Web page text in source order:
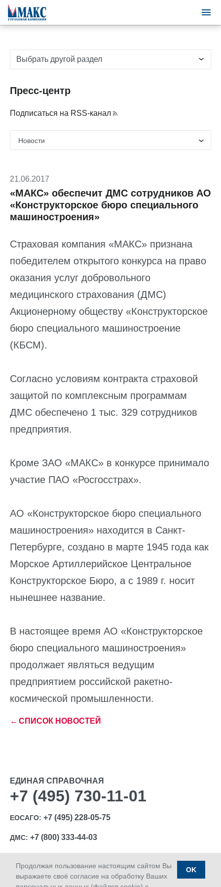
Пресс-центр
Подписаться на RSS-канал
21.06.2017
«МАКС» обеспечит ДМС сотрудников АО
«Конструкторское бюро специального
машиностроения»
Страховая компания «МАКС» признана
победителем открытого конкурса на право
оказания услуг добровольного
медицинского страхования (ДМС)
Акционерному обществу «Конструкторское
бюро специального машиностроение
(КБСМ).
Согласно условиям контракта страховой
защитой по комплексным программам
ДМС обеспечено 1 тыс. 329 сотрудников
предприятия.
Кроме ЗАО «МАКС» в конкурсе принимало
участие ПАО «Росгосстрах».
АО «Конструкторское бюро специального
машиностроения» находится в Санкт-
Петербурге, создано в марте 1945 года как
Морское Артиллерийское Центральное
Конструкторское Бюро, а с 1989 г. носит
нынешнее название.
В настоящее время АО «Конструкторское
бюро специального машиностроения»
продолжает являться ведущим
предприятием российской ракетно-
космической промышленности.
← СПИСОК НОВОСТЕЙ
Выбрать другой раздел
Продолжая пользование настоящим сайтом Вы
выражаете своё согласие на обработку Ваших
OK
ЕДИНАЯ СПРАВОЧНАЯ
+7 (495) 730-11-01
ЕОСАГО: +7 (495) 228-05-75
ДМС: +7 (800) 333-44-03